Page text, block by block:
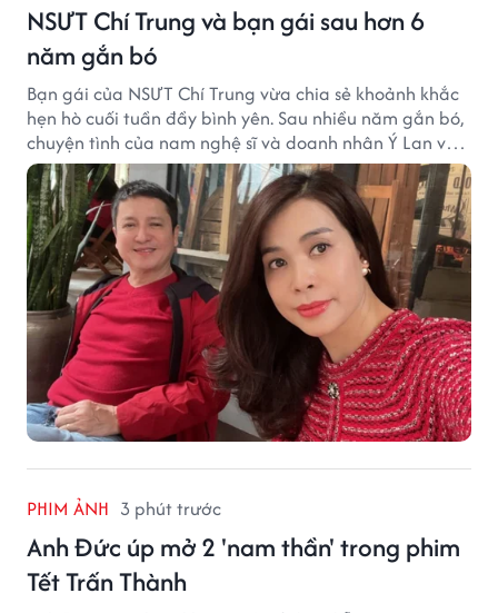
NSƯT Chí Trung và bạn gái sau hơn 6
năm gắn bó
Bạn gái của NSƯT Chí Trung vừa chia sẻ khoảnh khắc
hẹn hò cuối tuần đầy bình yên. Sau nhiều năm gắn bó,
chuyện tình của nam nghệ sĩ và doanh nhân Ý Lan vẫn
nhận được sự quan tâm từ công chúng.
PHIM ẢNH 3 phút trước
Anh Đức úp mở 2 'nam thần' trong phim
Tết Trấn Thành